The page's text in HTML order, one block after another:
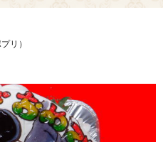
リ）